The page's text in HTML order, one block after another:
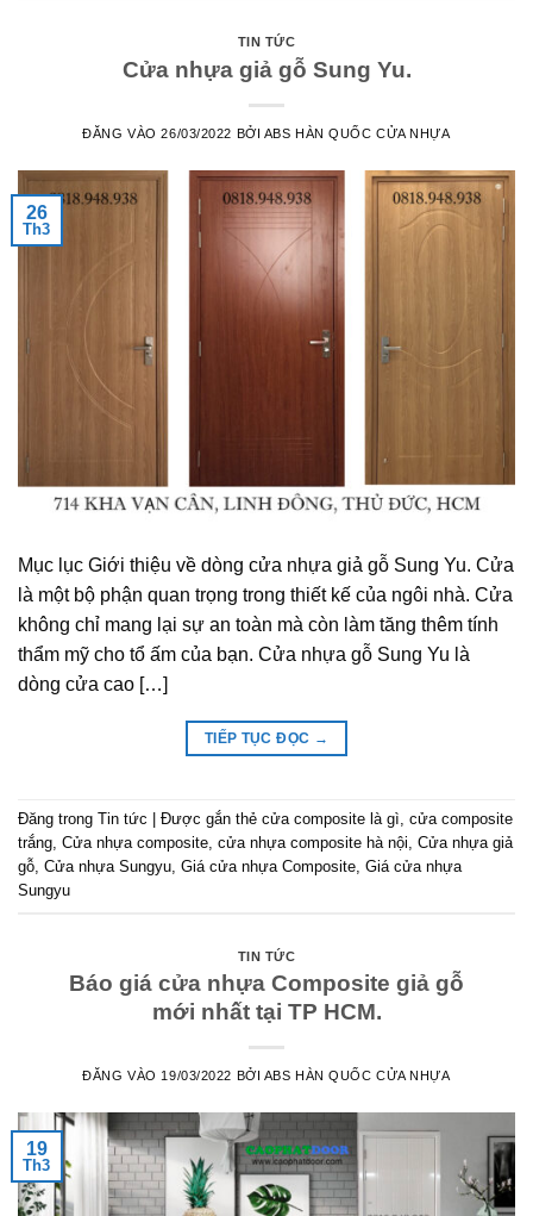
TIN TỨC
Cửa nhựa giả gỗ Sung Yu.
ĐĂNG VÀO26/03/2022 BỞI ABS HÀN QUỐC CỬA NHỰA
26
Th3
Mục lục Giới thiệu về dòng cửa nhựa giả gỗ Sung Yu. Cửa
là một bộ phận quan trọng trong thiết kế của ngôi nhà. Cửa
không chỉ mang lại sự an toàn mà còn làm tăng thêm tính
thẩm mỹ cho tổ ấm của bạn. Cửa nhựa gỗ Sung Yu là
dòng cửa cao […]
TIẾP TỤC ĐỌC →
Đăng trong Tin tức Được gắn thẻ cửa composite là gì, cửa composite
trắng, Cửa nhựa composite, cửa nhựa composite hà nội, Cửa nhựa giả
gỗ, Cửa nhựa Sungyu, Giá cửa nhựa Composite, Giá cửa nhựa
Sungyu
TIN TỨC
Báo giá cửa nhựa Composite giả gỗ
mới nhất tại TP HCM.
ĐĂNG VÀO 19/03/2022 BỞI ABS HÀN QUỐC CỬA NHỰA
19
Th3